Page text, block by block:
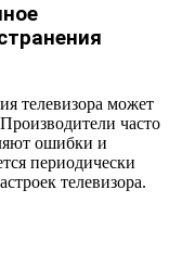
телевизора может
часто
ошибки и
периодически
телевизора.